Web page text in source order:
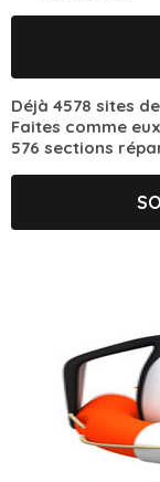
Déjà 4578 sites
Faites comme
576 sections